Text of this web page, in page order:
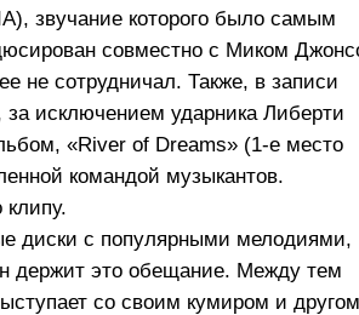
звучание которого было самым
совместно с Миком
не сотрудничал. Также, в записи
исключением ударника Либерти
«River of Dreams» (1-е место
командой музыкантов.
диски с популярными мелодиями,
держит это обещание. Между тем
со своим кумиром и